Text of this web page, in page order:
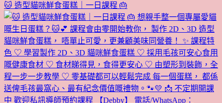
🐱 造型貓咪鮮食蛋糕｜一日課程 🎂